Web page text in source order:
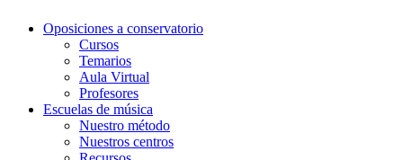
Oposiciones a conservatorio
Cursos
Temarios
Aula Virtual
Profesores
Escuelas de música
Nuestro método
Nuestros centros